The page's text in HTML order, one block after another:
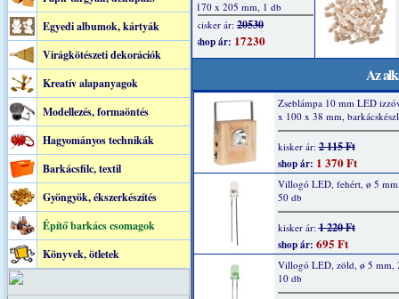
Egyedi albumok, kártyák
Virágkötészeti dekorációk
Kreatív alapanyagok
Modellezés, formaöntés
Hagyományos technikák
Barkácsfilc, textil
Gyöngyök, ékszerkészítés
Építő barkács csomagok
Könyvek, ötletek
Az
Zseblámpa 10 mm LED
x 100 x 38 mm,
kisker ár:2 115 Ft
shop ár: 1 370 Ft
Villogó LED, fehért, ø 5
50 db
kisker ár:1 220 Ft
shop ár: 695 Ft
Villogó LED, zöld, ø 5 mm,
10 db